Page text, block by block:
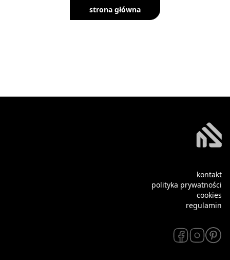
strona główna
kontakt
polityka prywatności
cookies
regulamin